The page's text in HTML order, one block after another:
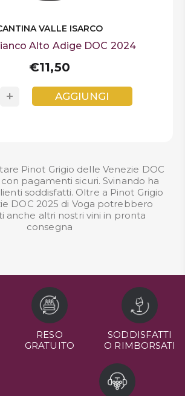
VALLE ISARCO
Alto Adige DOC 2024
€11,50
+ AGGIUNGI
Pinot Grigio delle Venezie DOC
con pagamenti sicuri. Svinando ha
soddisfatti. Oltre a Pinot Grigio
DOC 2025 di Voga potrebbero
anche altri nostri vini in pronta
consegna
RESO
GRATUITO
SODDISFATTI
O RIMBORSATI